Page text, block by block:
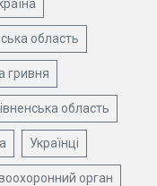
область
гривня
область
Українці
орган